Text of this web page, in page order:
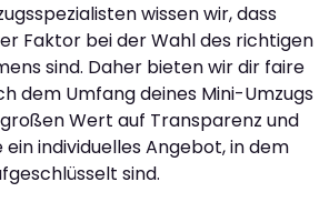
wissen wir, dass
Faktor bei der Wahl des richtigen
sind. Daher bieten wir dir faire
dem Umfang deines Mini-Umzugs
Wert auf Transparenz und
individuelles Angebot, in dem
sind.